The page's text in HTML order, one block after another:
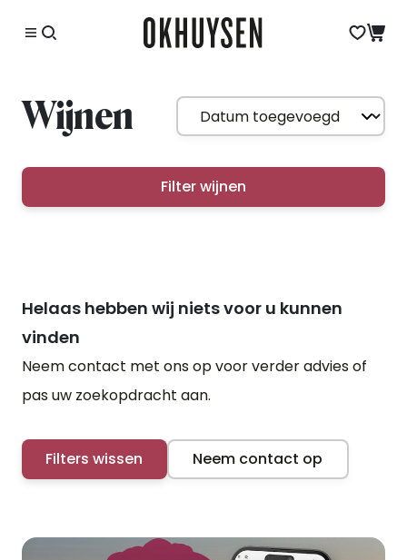
Wijnen
Filter wijnen
Helaas hebben wij niets voor u kunnen
vinden
Neem contact met ons op voor verder advies of
pas uw zoekopdracht aan.
Filters wissen Neem contact op